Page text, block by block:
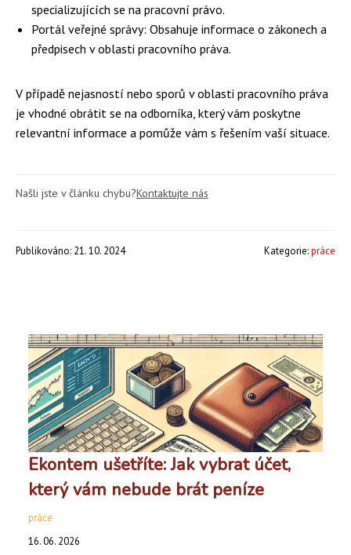
specializujících se na pracovní právo.
Portál veřejné správy: Obsahuje informace o zákonech a
předpisech v oblasti pracovního práva.
V případě nejasností nebo sporů v oblasti pracovního práva
je vhodné obrátit se na odborníka, který vám poskytne
relevantní informace a pomůže vám s řešením vaší situace.
Našli jste v článku chybu?Kontaktujte nás
Publikováno: 21. 10. 2024 Kategorie:práce
Ekontem ušetříte: Jak vybrat účet,
který vám nebude brát peníze
práce
16. 06. 2026